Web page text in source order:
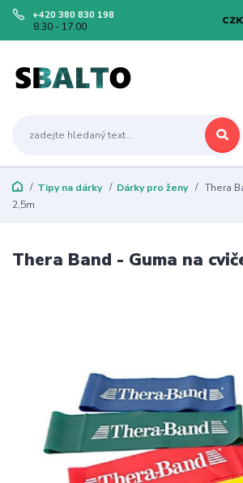
CZK
+420 380 830 198
8.30 - 17.00
Tipy na dárky Dárky pro ženy
Thera
2,5m
Thera Band - Guma na